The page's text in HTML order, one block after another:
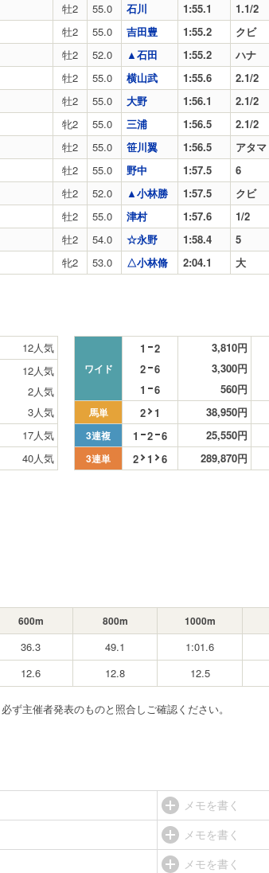
牡2 55.0 石川 1:55.1 1.1/2
牡2 55.0 吉田豊 1:55.2 クビ
牡2 52.0 ▲石田 1:55.2 ハナ
牡2 55.0 横山武 1:55.6 2.1/2
牡2 55.0 大野 1:56.1 2.1/2
牝2 55.0 三浦 1:56.5 2.1/2
牡2 55.0 笹川翼 1:56.5 アタマ
牡2 55.0 野中 1:57.5 6
牡2 52.0 ▲小林勝 1:57.5 クビ
牡2 55.0 津村 1:57.6 1/2
牡2 54.0 ☆永野 1:58.4 5
牝2 53.0 △小林脩 2:04.1 大
12人気
12人気
2人気
3人気
17人気
40人気
ワイド
1
2
2 6
1
6
3,810円
3,300円
560円
馬単 2 1 38,950円
3連複 1 2 6 25,550円
3連単 2 1 6 289,870円
600m 800m 1000m
36.3 49.1 1:01.6
12.6 12.8 12.5
ず主催者発表のものと照合しご確認ください。
メモを書く
メモを書く
メモを書く